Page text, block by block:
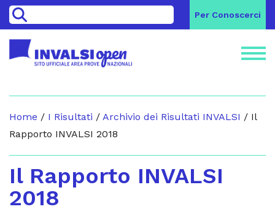
> Per Conoscerci
Home / I Risultati / Archivio dei Risultati INVALSI / Il
Rapporto INVALSI 2018
Il Rapporto INVALSI
2018